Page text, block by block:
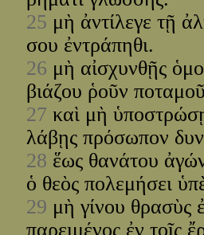
25 μὴ ἀντίλεγε τῇ
σου ἐντράπηθι.
26 μὴ αἰσχυνθῇς
βιάζου ῥοῦν
27 καὶ μὴ
λάβῃς πρόσωπον
28 ἕως θανάτου
ὁ θεὸς πολεμήσει
29 μὴ γίνου θρασὺς
παρειμένος ἐν τοῖς